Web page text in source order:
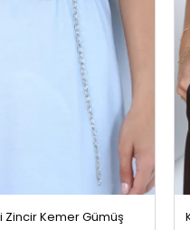
Zincir Kemer Gümüş